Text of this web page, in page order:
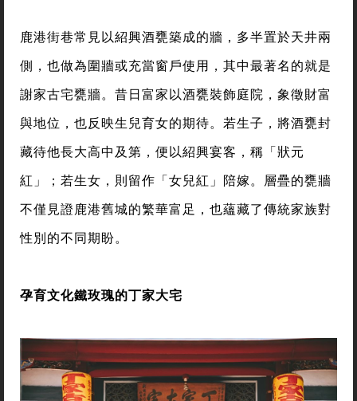
鹿港街巷常見以紹興酒甕築成的牆，多半置於天井兩
側，也做為圍牆或充當窗戶使用，其中最著名的就是
謝家古宅甕牆。昔日富家以酒甕裝飾庭院，象徵財富
與地位，也反映生兒育女的期待。若生子，將酒甕封
藏待他長大高中及第，便以紹興宴客，稱「狀元
紅」；若生女，則留作「女兒紅」陪嫁。層疊的甕牆
不僅見證鹿港舊城的繁華富足，也蘊藏了傳統家族對
性別的不同期盼。
孕育文化鐵玫瑰的丁家大宅